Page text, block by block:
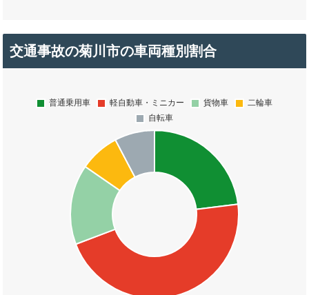
交通事故の菊川市の車両種別割合